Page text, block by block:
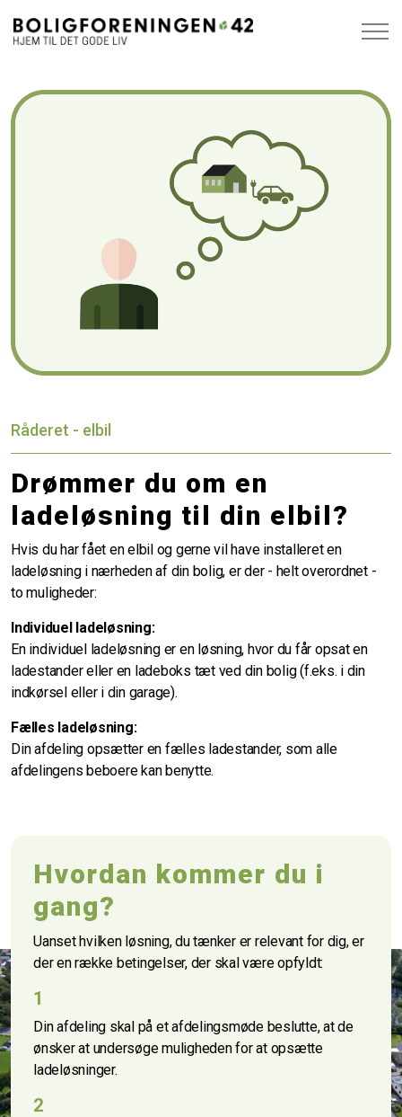
Råderet - elbil
Drømmer du om en
ladeløsning til din elbil?
Hvis du har fået en elbil og gerne vil have installeret en
ladeløsning i nærheden af din bolig, er der - helt overordnet -
to muligheder:
Individuel ladeløsning:
En individuel ladeløsning er en løsning, hvor du får opsat en
ladestander eller en ladeboks tæt ved din bolig (f.eks. i din
indkørsel eller i din garage).
Fælles ladeløsning:
Din afdeling opsætter en fælles ladestander, som alle
afdelingens beboere kan benytte.
Hvordan kommer du i
gang?
Uanset hvilken løsning, du tænker er relevant for dig, er
der en række betingelser, der skal være opfyldt:
1
Din afdeling skal på et afdelingsmøde beslutte, at de
ønsker at undersøge muligheden for at opsætte
ladeløsninger.
2